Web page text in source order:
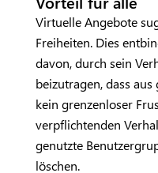
Virtuelle Angebote
Freiheiten. Dies
davon, durch sein
beizutragen, dass
kein grenzenloser
verpflichtenden
genutzte
löschen.